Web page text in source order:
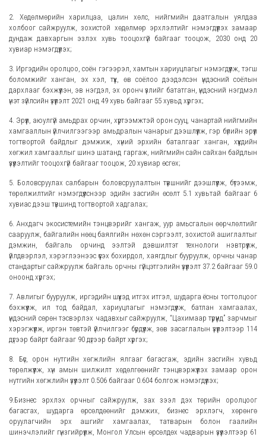
2. Хөдөлмөрийн харилцаа, цалин хөлс, нийгмийн даатгалын уялдаа
холбоог сайжруулж, зохистой хөдөлмөр эрхлэлтийг нэмэгдүүлэх замаар
дундаж давхаргын эзлэх хувь тооцохгүй байгааг тооцож, 2030 онд 20
хувиар нэмэгдүүлэх;
3. Иргэдийн оролцоо, соён гэгээрэл, хамтын хариуцлагыг нэмэгдүүлж, тэгш
боломжийг ханган, эх хэл, түүх, өв соёлоо дээдэлсэн үндэсний соёлын
дархлааг бэхжүүлэн, эв нэгдэл, эх оронч үзлийг бататган, үндэсний нэгдмэл
үнэт зүйлсийн үзүүлэлт 2021 онд 49 хувь байгааг 55 хувьд хүргэх;
4. Эрүүл, аюулгүй амьдрах орчин, хүртээмжтэй орон сууц, чанартай нийгмийн
хамгааллын үйлчилгээгээр амьдралын чанарыг дээшлүүлж, гэр бүлийн эрүүл
тогтвортой байдлыг дэмжиж, хүний эрхийн баталгааг ханган, хүүхдийн
хөгжил хамгааллыг шинэ шатанд гаргаж, нийгмийн сайн сайхан байдлын
үзүүлэлтийг тооцохгүй байгааг тооцож, 20 хувиар өсгөх;
5. Боловсруулах салбарын боловсруулалтын түвшнийг дээшлүүлж, бүтээмж,
төрөлжилтийг нэмэгдүүлснээр эдийн засгийн өсөлт 5.1 хувьтай байгааг 6
хувиас дээш түвшинд тогтвортой хадгалах;
6. Анхдагч экосистемийн тэнцвэрийг хангаж, уур амьсгалын өөрчлөлтийг
сааруулж, байгалийн нөөц баялгийн нөхөн сэргээлт, зохистой ашиглалтыг
дэмжин, байгаль орчинд ээлтэй дэвшилтэт технологи нэвтрүүлж,
үйлдвэрлэл, хэрэглээнээс үүсэх бохирдол, хаягдлыг бууруулж, орчны чанар
стандартыг сайжруулж байгаль орчны гүйцэтгэлийн үзүүлэлт 37.2 байгааг 59.0
оноонд хүргэх;
7. Авлигыг бууруулж, иргэдийн шүүхэд итгэх итгэл, шударга ёсны тогтолцоог
бэхжүүлж, ил тод байдал, хариуцлагыг нэмэгдүүлж, батлан хамгаалах,
үндэсний сөрөн тэсвэрлэх чадавхыг сайжруулж, “Цахимаар түрүүнд” зарчмыг
хэрэгжүүлж, иргэн төвтэй үйлчилгээг бүрдүүлж, зөв засаглалын үзүүлэлтээр 114
дүгээр байрт байгааг 90 дүгээр байрт хүргэх;
8. Бүс, орон нутгийн хөгжлийн ялгааг багасгаж, эдийн засгийн хувьд
төрөлжүүлж, хүн амын шилжилт хөдөлгөөнийг тэнцвэржүүлэх замаар орон
нутгийн хөгжлийн үзүүлэлт 0.506 байгааг 0.604 болгож нэмэгдүүлэх;
9.Бизнес эрхлэх орчныг сайжруулж, зах зээл дэх төрийн оролцоог
багасгах, шударга өрсөлдөөнийг дэмжих, бизнес эрхлэгч, хөрөнгө
оруулагчийн эрх ашгийг хамгаалах, татварын болон гаалийн
шинэчлэлийг гүнзгийрүүлж, Монгол Улсын өрсөлдөх чадварын үзүүлэлтээр 61